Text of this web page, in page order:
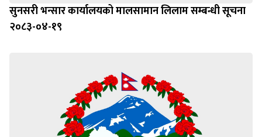
सुनसरी भन्सार कार्यालयको मालसामान लिलाम सम्बन्धी सूचना
२०८३-०४-१९